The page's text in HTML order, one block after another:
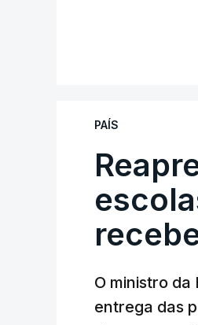
PAÍS
O ministro
entrega das